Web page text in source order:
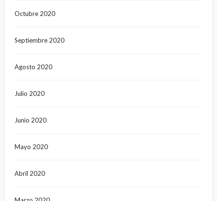
Octubre 2020
Septiembre 2020
Agosto 2020
Julio 2020
Junio 2020
Mayo 2020
Abril 2020